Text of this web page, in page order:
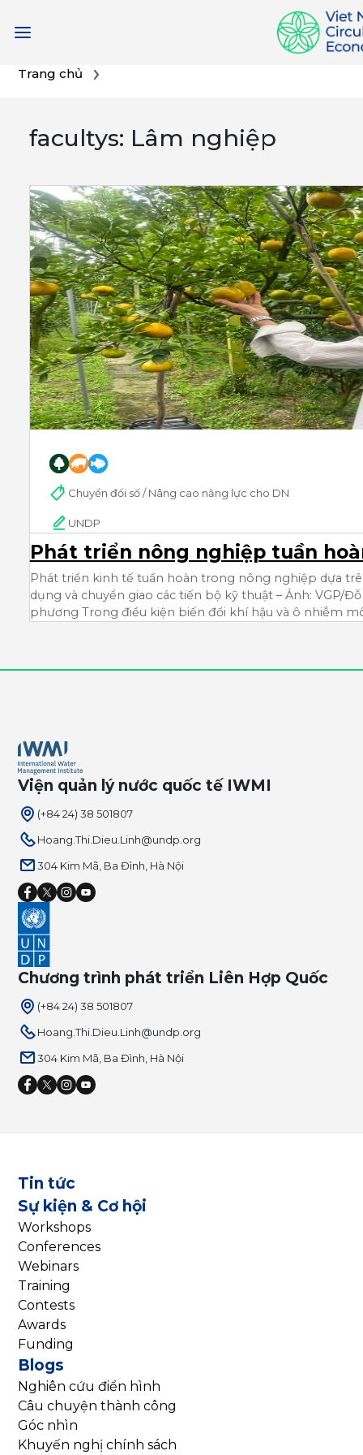
Chuyển
dung
Trang chủ
facultys: Lâm nghiệp
Chuyển đổi số / Nâng cao năng lực cho DN
UNDP
Phát triển nông nghiệp tuần
Phát triển kinh tế tuần hoàn trong nông nghiệp dựa
dụng và chuyển giao các tiến bộ kỹ thuật – Ảnh: VGP/
phương Trong điều kiện biến đổi khí hậu và ô nhiễm
Viện quản lý nước quốc tế IWMI
(+84 24) 38 501807
Hoang.Thi.Dieu.Linh@undp.org
304 Kim Mã, Ba Đình, Hà Nội
Chương trình phát triển Liên Hợp Quốc
(+84 24) 38 501807
Hoang.Thi.Dieu.Linh@undp.org
304 Kim Mã, Ba Đình, Hà Nội
Tin tức
Sự kiện & Cơ hội
Workshops
Conferences
Webinars
Training
Contests
Awards
Funding
Blogs
Nghiên cứu điển hình
Câu chuyện thành công
Góc nhìn
Khuyến nghị chính sách